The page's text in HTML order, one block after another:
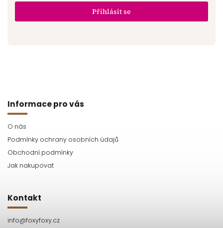
Přihlásit se
Informace pro vás
O nás
Podmínky ochrany osobních údajů
Obchodní podmínky
Jak nakupovat
Kontakt
info@foxyfoxy.cz